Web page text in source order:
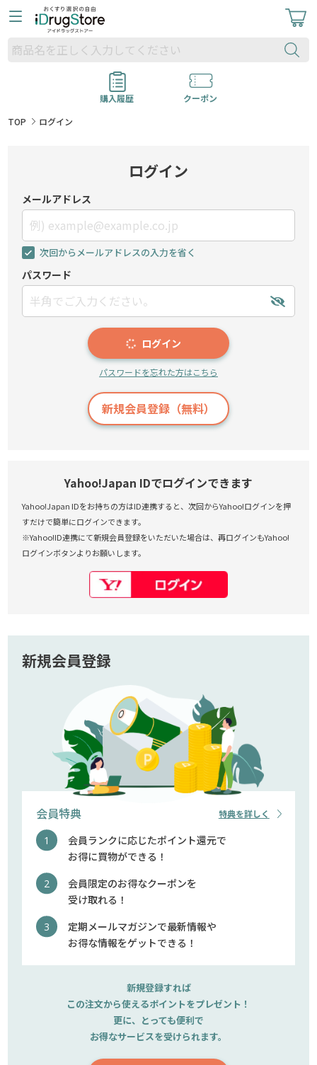
購入履歴
クーポン
TOP
ログイン
ログイン
メールアドレス
次回からメールアドレスの入力を省く
パスワード
ログイン
パスワードを忘れた方はこちら
新規会員登録（無料）
Yahoo!Japan IDでログインできます
Yahoo!Japan IDをお持ちの方はID連携すると、次回からYahoo!ログインを押
すだけで簡単にログインできます。
※Yahoo!ID連携にて新規会員登録をいただいた場合は、再ログインもYahoo!
ログインボタンよりお願いします。
新規会員登録
会員特典
会員ランクに応じたポイント還元で
お得に買物ができる！
会員限定のお得なクーポンを
受け取れる！
定期メールマガジンで最新情報や
お得な情報をゲットできる！
特典を詳しく
新規登録すれば
この注文から使えるポイントをプレゼント！
更に、とっても便利で
お得なサービスを受けられます。